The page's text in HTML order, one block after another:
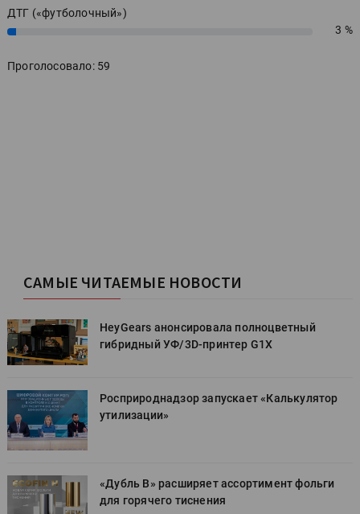
ДТГ («футболочный»)
3% 3 %
Проголосовало: 59
САМЫЕ ЧИТАЕМЫЕ НОВОСТИ
HeyGears анонсировала полноцветный
гибридный УФ/3D-принтер G1X
Росприроднадзор запускает «Калькулятор
утилизации»
«Дубль В» расширяет ассортимент фольги
для горячего тиснения